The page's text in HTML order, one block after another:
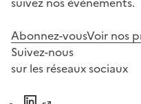
Abonnez-vousVoir nos
Suivez-nous
sur les réseaux sociaux